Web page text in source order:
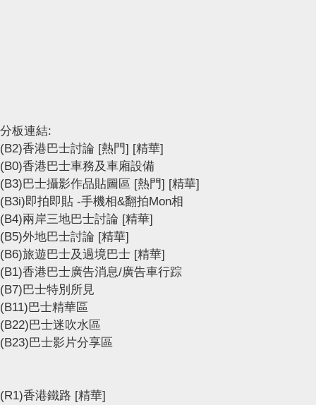
分板連結:
(B2)香港巴士討論 [熱門] [精華]
(B0)香港巴士車務及車廂設備
(B3)巴士攝影作品貼圖區 [熱門] [精華]
(B3i)即拍即貼 -手機相&翻拍Mon相
(B4)兩岸三地巴士討論 [精華]
(B5)外地巴士討論 [精華]
(B6)旅遊巴士及過境巴士 [精華]
(B1)香港巴士廣告消息/廣告車行踪
(B7)巴士特別所見
(B11)巴士精華區
(B22)巴士迷吹水區
(B23)巴士影片分享區
(R1)香港鐵路 [精華]